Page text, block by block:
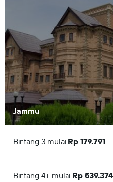
Jammu
Bintang 3 mulai Rp 179.791
Bintang 4+ mulai Rp 539.374